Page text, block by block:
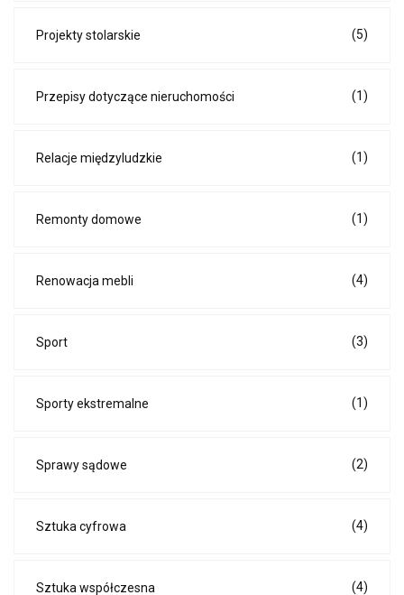
Projekty stolarskie (5)
Przepisy dotyczące nieruchomości (1)
Relacje międzyludzkie (1)
Remonty domowe (1)
Renowacja mebli (4)
Sport (3)
Sporty ekstremalne (1)
Sprawy sądowe (2)
Sztuka cyfrowa (4)
Sztuka współczesna (4)